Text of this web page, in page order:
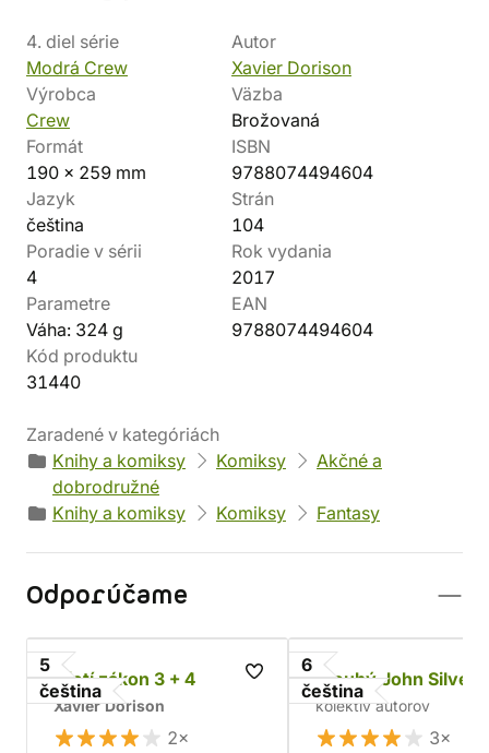
4. diel série
Modrá Crew
Autor
Xavier Dorison
Výrobca
Crew
Väzba
Brožovaná
Formát
190 x 259 mm
ISBN
9788074494604
Jazyk
čeština
Strán
104
Poradie v sérii
4
Rok vydania
2017
Parametre
Váha: 324 g
EAN
9788074494604
Kód produktu
31440
Zaradené v kategóriách
Knihy a komiksy
Komiksy
Akčné a
dobrodružné
Knihy a komiksy
Komiksy Fantasy
Odporúčame
5
čeština
Třetí zákon 3 + 4
Xavier Dorison
2×
6
čeština
Dlouhý John Silver
kolektív autorov
3×